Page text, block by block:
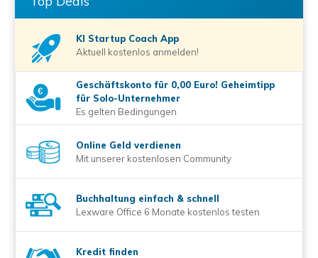
KI Startup Coach App
Aktuell kostenlos anmelden!
Geschäftskonto für 0,00 Euro! Geheimtipp
für Solo-Unternehmer
Es gelten Bedingungen
Online Geld verdienen
Mit unserer kostenlosen Community
Buchhaltung einfach & schnell
Lexware Office 6 Monate kostenlos testen
Kredit finden